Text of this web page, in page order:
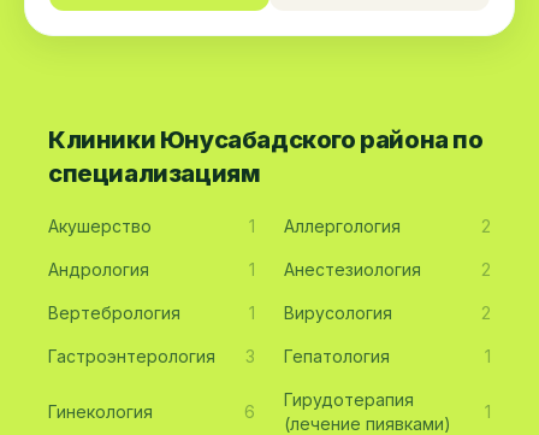
Клиники Юнусабадского района по
специализациям
Акушерство 1 Аллергология 2
Андрология 1 Анестезиология 2
Вертебрология 1 Вирусология 2
Гастроэнтерология 3 Гепатология 1
Гинекология 6
Гирудотерапия
(лечение пиявками)
1